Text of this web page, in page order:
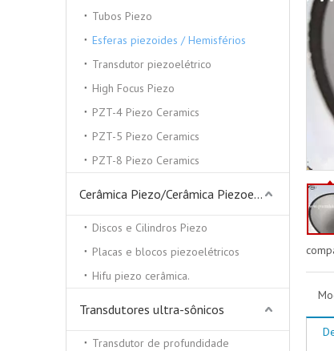
Tubos Piezo
Esferas piezoides / Hemisférios
Transdutor piezoelétrico
High Focus Piezo
PZT-4 Piezo Ceramics
PZT-5 Piezo Ceramics
PZT-8 Piezo Ceramics
Cerâmica Piezo/Cerâmica Piezoelétrica
Discos e Cilindros Piezo
Placas e blocos piezoelétricos
Hifu piezo cerâmica.
Transdutores ultra-sônicos
Transdutor de profundidade